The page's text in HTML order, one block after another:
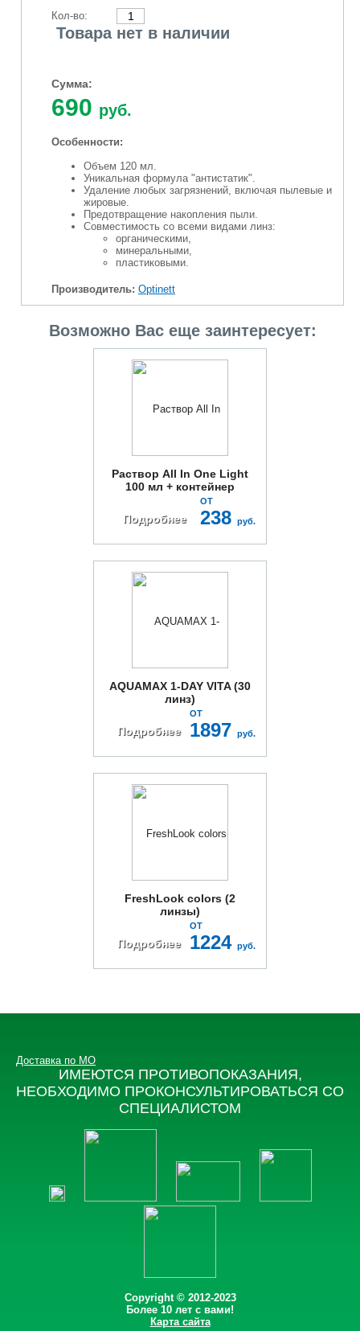
Кол-во:
Товара нет в наличии
Сумма:
690 руб.
Особенности:
Объем 120 мл.
Уникальная формула "антистатик".
Удаление любых загрязнений, включая пылевые и
жировые.
Предотвращение накопления пыли.
Совместимость со всеми видами линз:
органическими,
минеральными,
пластиковыми.
Производитель: Optinett
Возможно Вас еще заинтересует:
Раствор All In One Light
100 мл + контейнер
Подробнее
ОТ
238 руб.
AQUAMAX 1-DAY VITA (30
линз)
Подробнее
ОТ
1897 руб.
FreshLook colors (2
линзы)
Подробнее
ОТ
1224 руб.
Copyright © 2012-2023
Более 10 лет с вами!
Карта сайта
ИМЕЮТСЯ ПРОТИВОПОКАЗАНИЯ,
НЕОБХОДИМО ПРОКОНСУЛЬТИРОВАТЬСЯ СО
СПЕЦИАЛИСТОМ
Доставка по МО